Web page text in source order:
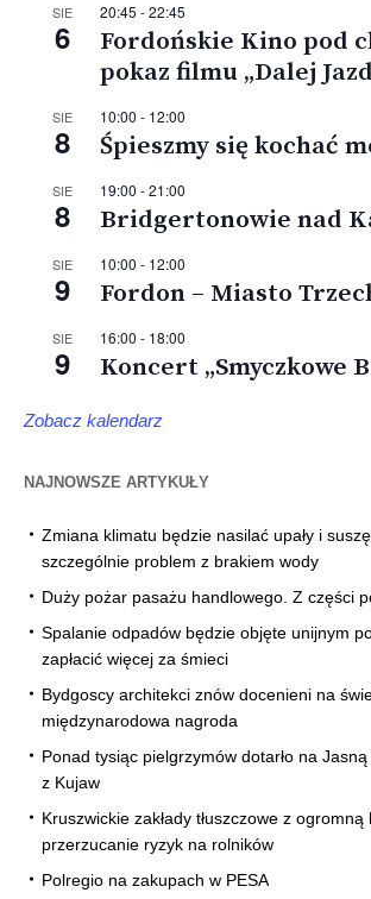
SIE
6
20:45 -22:45
Fordońskie Kino pod
pokaz filmu „Dalej
SIE
8
10:00 - 12:00
Śpieszmy się kochać
SIE
8
19:00 -21:00
Bridgertonowie nad
SIE
9
10:00 - 12:00
Fordon – Miasto
SIE
9
16:00 - 18:00
Koncert „Smyczkowe
Zobacz kalendarz
NAJNOWSZE ARTYKUŁY
Zmiana klimatu będzie nasilać upały i
szczególnie problem z brakiem wody
Duży pożar pasażu handlowego. Z części
Spalanie odpadów będzie objęte unijnym
zapłacić więcej za śmieci
Bydgoscy architekci znów docenieni na
międzynarodowa nagroda
Ponad tysiąc pielgrzymów dotarło na
z Kujaw
Kruszwickie zakłady tłuszczowe z ogromną
przerzucanie ryzyk na rolników
Polregio na zakupach w PESA